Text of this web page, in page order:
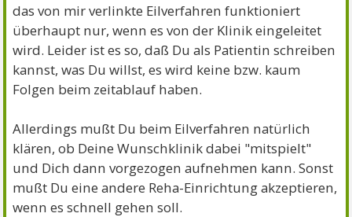
das von mir verlinkte Eilverfahren funktioniert
überhaupt nur, wenn es von der Klinik eingeleitet
wird. Leider ist es so, daß Du als Patientin schreiben
kannst, was Du willst, es wird keine bzw. kaum
Folgen beim zeitablauf haben.
Allerdings mußt Du beim Eilverfahren natürlich
klären, ob Deine Wunschklinik dabei "mitspielt"
und Dich dann vorgezogen aufnehmen kann. Sonst
mußt Du eine andere Reha-Einrichtung akzeptieren,
wenn es schnell gehen soll.